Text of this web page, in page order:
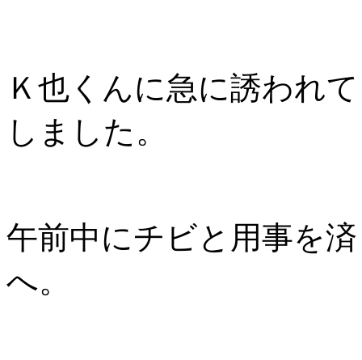
Ｋ也くんに急に誘われ
しました。
午前中にチビと用事を
へ。